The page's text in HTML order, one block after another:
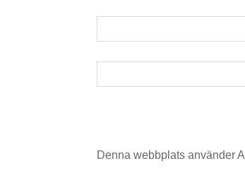
Denna webbplats använder